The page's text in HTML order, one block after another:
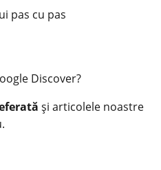
Discover?
și articolele noastre